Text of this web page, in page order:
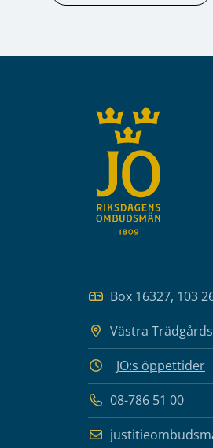
Box 16327, 103
Västra
JO:s öppettider
08-786 51 00